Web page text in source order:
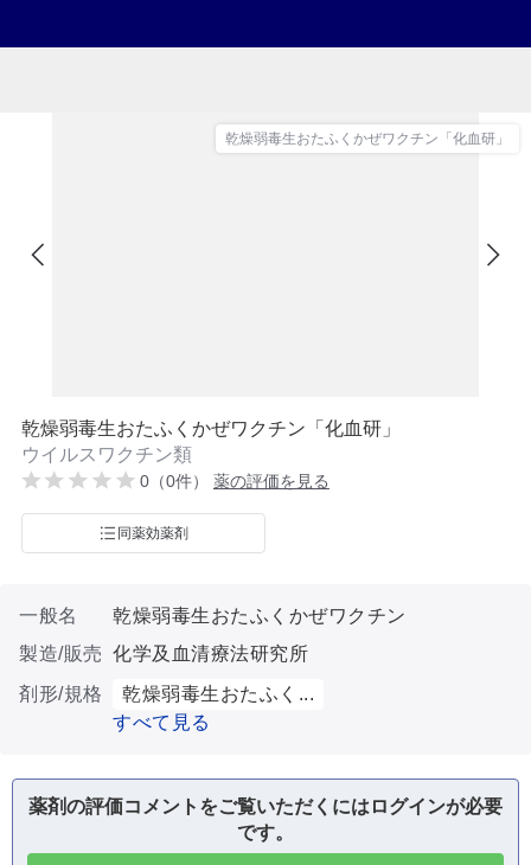
乾燥弱毒生おたふくかぜワクチン「化血研」
乾燥弱毒生おたふくかぜワクチン「化血研」
ウイルスワクチン類
0（0件） 薬の評価を見る
同薬効薬剤
一般名
乾燥弱毒生おたふくかぜワクチン
製造/販売 化学及血清療法研究所
剤形/規格
乾燥弱毒生おたふく...
すべて見る
薬剤の評価コメントをご覧いただくにはログインが必要
です。